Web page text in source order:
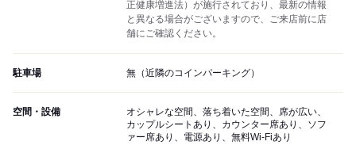
正健康増進法）が施行されており、最新の情報
と異なる場合がございますので、ご来店前に店
舗にご確認ください。
駐車場 無（近隣のコインパーキング）
空間・設備
オシャレな空間、落ち着いた空間、席が広い、
カップルシートあり、カウンター席あり、ソフ
ァー席あり、電源あり、無料Wi-Fiあり